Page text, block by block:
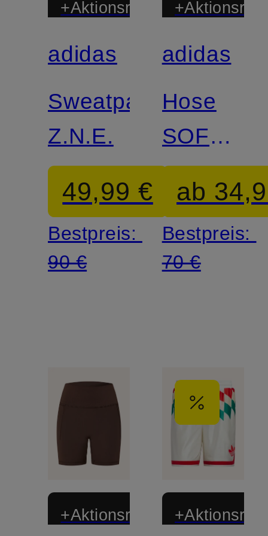
+Aktionsrabatt
Zertifiziert
adidas
Sweatpants
Z.N.E.
49,99 €
Bestpreis:
90 €
Zertifiziert
adidas
Hose
SOFT
LUX
FLARED
ab
Bestpreis:
70 €
+Aktionsrabatt